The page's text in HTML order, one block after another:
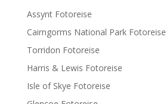
Assynt Fotoreise
Cairngorms National Park Fotoreise
Torridon Fotoreise
Harris & Lewis Fotoreise
Isle of Skye Fotoreise